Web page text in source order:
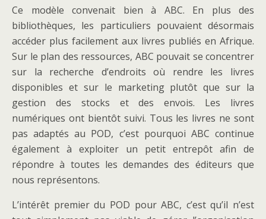
Ce modèle convenait bien à ABC. En plus des
bibliothèques, les particuliers pouvaient désormais
accéder plus facilement aux livres publiés en Afrique.
Sur le plan des ressources, ABC pouvait se concentrer
sur la recherche d’endroits où rendre les livres
disponibles et sur le marketing plutôt que sur la
gestion des stocks et des envois. Les livres
numériques ont bientôt suivi. Tous les livres ne sont
pas adaptés au POD, c’est pourquoi ABC continue
également à exploiter un petit entrepôt afin de
répondre à toutes les demandes des éditeurs que
nous représentons.
L’intérêt premier du POD pour ABC, c’est qu’il n’est